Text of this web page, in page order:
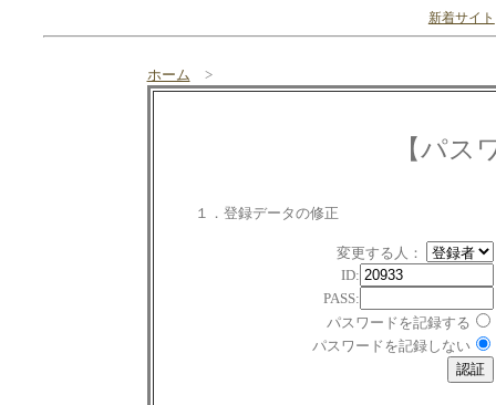
新着サイト
ホーム >
【パス
１．登録データの修正
変更する人：
ID:
PASS:
パスワードを記録する
パスワードを記録しない